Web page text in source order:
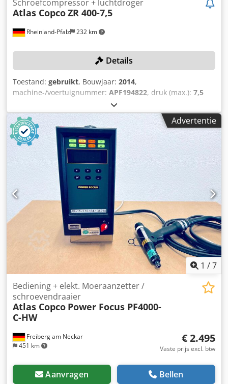
Rheinland-Pfalz 232 km
Schroefcompressor + luchtdroger
Atlas CopcoZR 400-7,5
Details
Toestand: gebruikt, Bouwjaar: 2014,
machine-/voertuignummer: APF194822, druk (max.): 7,5
1.485 rpm
Maximale werkdruk: 7,5 bar Aansluitvermogen: 355 kW As-
toerental: 1.485 tpm MACHINEGEGEVENS Bedrijfsuren:
53.000 uur UITRUSTING Atlas Copco luchtdroger, model:
MD1000 W CE Cjdpfozclgaox An Ueha Maximale werkdruk:
10,5 bar Bouwjaar: 2014
Advertentie
1 /7
Freiberg am Neckar
451 km
Bediening + elekt. Moeraanzetter /
schroevendraaier
Atlas Copco Power Focus PF4000-
C-HW
€ 2.495
Vaste prijs excl. btw
Aanvragen Bellen